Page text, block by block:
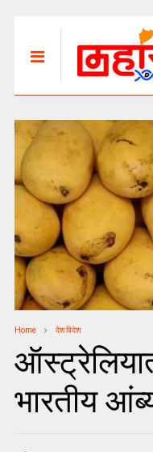
Home देश विदेश
भारतीय